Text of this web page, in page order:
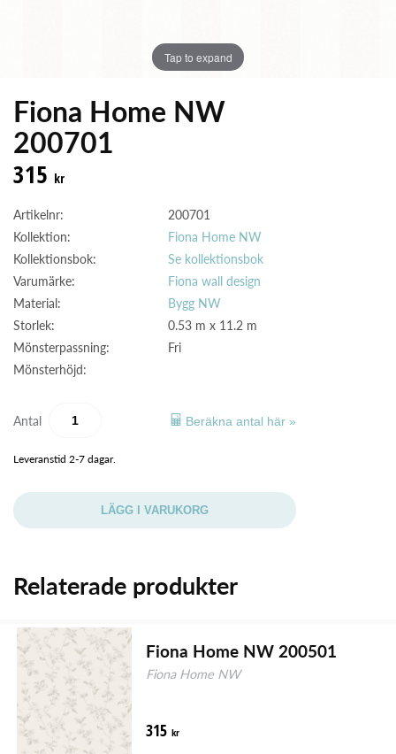
Tap to expand
Fiona Home NW
200701
315 kr
Artikelnr:
200701
Kollektion:
Fiona Home NW
Kollektionsbok:
Se kollektionsbok
Varumärke:
Fiona wall design
Material:
Bygg NW
Storlek:
0.53 m x 11.2 m
Mönsterpassning:
Fri
Mönsterhöjd:
Antal Beräkna antal här »
Leveranstid 2-7 dagar.
LÄGG I VARUKORG
Relaterade produkter
Fiona Home NW 200501
Fiona Home NW
315 kr